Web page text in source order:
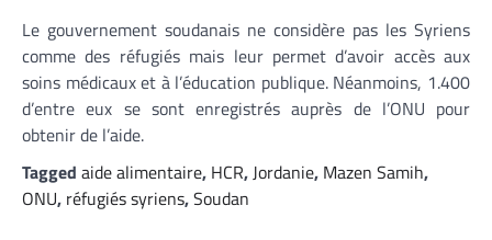
Le gouvernement soudanais ne considère pas les Syriens
comme des réfugiés mais leur permet d’avoir accès aux
soins médicaux et à l’éducation publique. Néanmoins, 1.400
d’entre eux se sont enregistrés auprès de l’ONU pour
obtenir de l’aide.
Tagged aide alimentaire, HCR, Jordanie, Mazen Samih,
ONU, réfugiés syriens,Soudan